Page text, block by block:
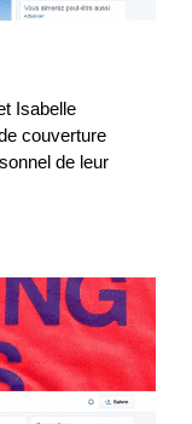
Isabelle
couverture
de leur